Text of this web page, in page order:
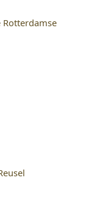
Rotterdamse